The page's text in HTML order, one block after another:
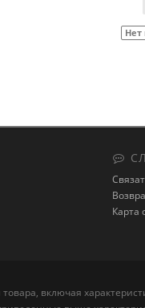
Нет
Карта
включая